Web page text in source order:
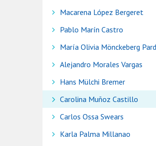
Macarena López Bergeret
Pablo Marín Castro
María Olivia Mönckeberg
Alejandro Morales Vargas
Hans Mülchi Bremer
Carolina Muñoz Castillo
Carlos Ossa Swears
Karla Palma Millanao